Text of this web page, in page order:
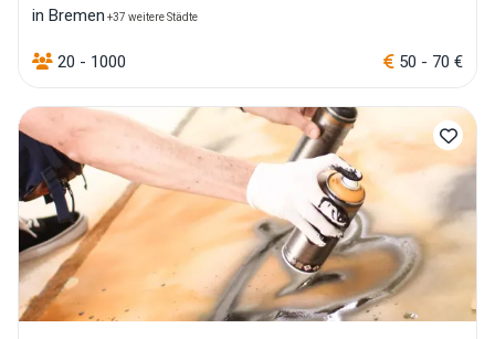
in Bremen +37 weitere Städte
20 - 1000 50 - 70 €